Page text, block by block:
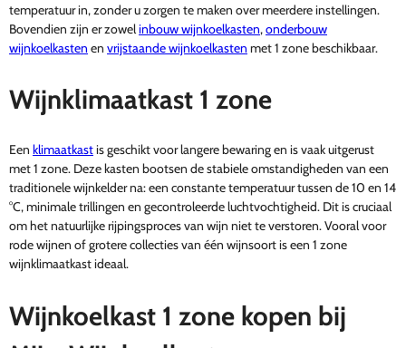
temperatuur in, zonder u zorgen te maken over meerdere instellingen.
Bovendien zijn er zowelinbouw wijnkoelkasten,onderbouw
wijnkoelkasten en vrijstaande wijnkoelkasten met 1 zone beschikbaar.
Wijnklimaatkast 1 zone
Een klimaatkastis geschikt voor langere bewaring en is vaak uitgerust
met 1 zone. Deze kasten bootsen de stabiele omstandigheden van een
traditionele wijnkelder na: een constante temperatuur tussen de 10 en 14
°C, minimale trillingen en gecontroleerde luchtvochtigheid. Dit is cruciaal
om het natuurlijke rijpingsproces van wijn niet te verstoren. Vooral voor
rode wijnen of grotere collecties van één wijnsoort is een 1 zone
wijnklimaatkast ideaal.
Wijnkoelkast 1 zone kopen bij